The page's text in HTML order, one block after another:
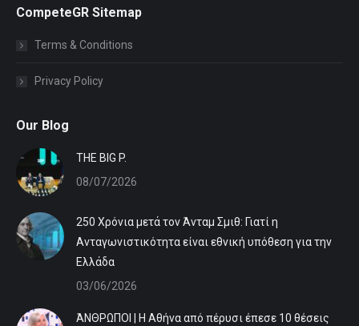
CompeteGR Sitemap
Terms & Conditions
Privacy Policy
Our Blog
ΤHE BIG P.
08/07/2026
250 Χρόνια μετά τον Άνταμ Σμιθ: Γιατί η
Ανταγωνιστικότητα είναι εθνική υπόθεση για την
Ελλάδα
03/06/2026
ΆΝΘΡΩΠΟΙ | Η Αθήνα από πέρυσι έπεσε 10 θέσεις